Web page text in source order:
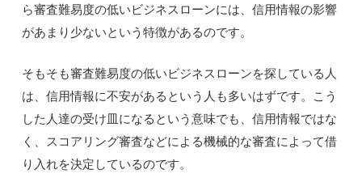
ら審査難易度の低いビジネスローンには、信用情報の影響
があまり少ないという特徴があるのです。
そもそも審査難易度の低いビジネスローンを探している人
は、信用情報に不安があるという人も多いはずです。こう
した人達の受け皿になるという意味でも、信用情報ではな
く、スコアリング審査などによる機械的な審査によって借
り入れを決定しているのです。